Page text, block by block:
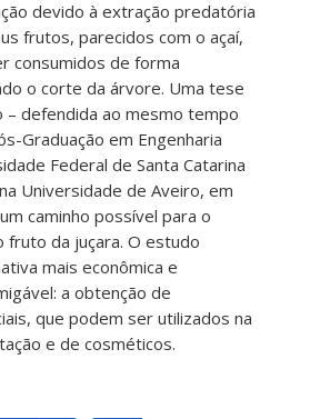
devido à extração predatória
frutos, parecidos com o açaí,
consumidos de forma
o corte da árvore. Uma tese
– defendida ao mesmo tempo
Graduação em Engenharia
Federal de Santa Catarina
Universidade de Aveiro, em
caminho possível para o
da juçara. O estudo
mais econômica e
a obtenção de
que podem ser utilizados na
e de cosméticos.